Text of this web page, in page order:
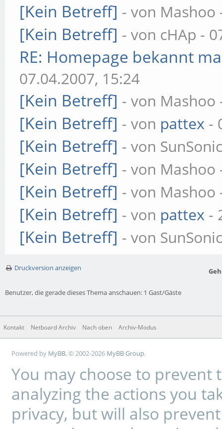
[Kein Betreff] - von Mashoo
[Kein Betreff] - von cHAp -
RE: Homepage bekannt
07.04.2007, 15:24
[Kein Betreff] - von Mashoo
[Kein Betreff] - von pattex -
[Kein Betreff] - von
[Kein Betreff] - von Mashoo
[Kein Betreff] - von Mashoo
[Kein Betreff] - von pattex -
[Kein Betreff] - von
Druckversion anzeigen
Benutzer, die gerade dieses Thema anschauen: 1 Gast/Gäste
Kontakt Netboard Archiv Nach oben Archiv-Modus
Powered by MyBB, © 2002-2026 MyBB Group.
You may choose to
analyzing the actions you
privacy, but will also